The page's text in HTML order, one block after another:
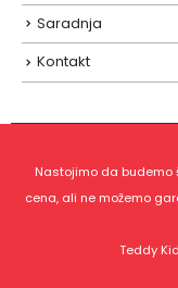
Saradnja
Kontakt
Nastojimo da budemo
cena, ali ne možemo
Teddy